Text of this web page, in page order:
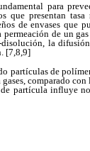
para
presentan
de envases que
de un
la
[7,8,9]
partículas de
comparado
partícula influye